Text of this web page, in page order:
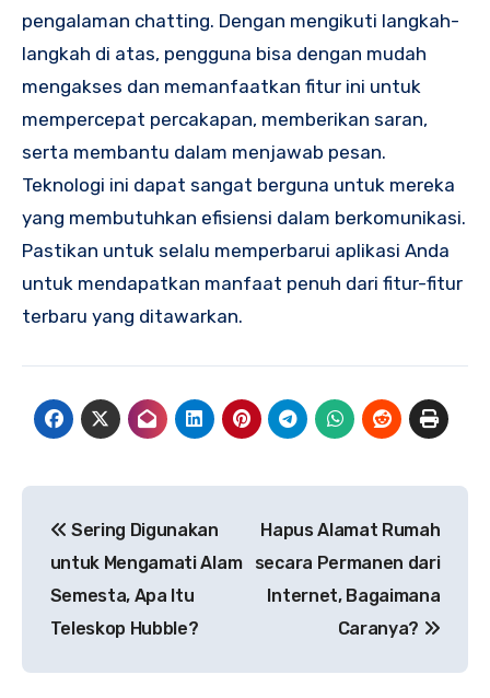
pengalaman chatting. Dengan mengikuti langkah-
langkah di atas, pengguna bisa dengan mudah
mengakses dan memanfaatkan fitur ini untuk
mempercepat percakapan, memberikan saran,
serta membantu dalam menjawab pesan.
Teknologi ini dapat sangat berguna untuk mereka
yang membutuhkan efisiensi dalam berkomunikasi.
Pastikan untuk selalu memperbarui aplikasi Anda
untuk mendapatkan manfaat penuh dari fitur-fitur
terbaru yang ditawarkan.
pos
Sering Digunakan
untuk Mengamati Alam
Semesta, Apa Itu
Teleskop Hubble?
Hapus Alamat Rumah
secara Permanen dari
Internet, Bagaimana
Caranya?